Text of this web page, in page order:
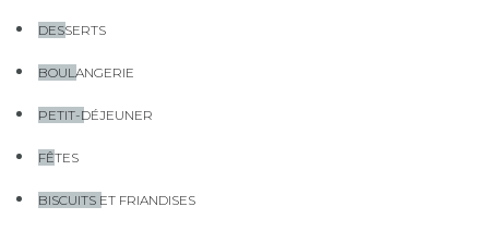
DESSERTS
BOULANGERIE
PETIT-DÉJEUNER
FÊTES
BISCUITS ET FRIANDISES